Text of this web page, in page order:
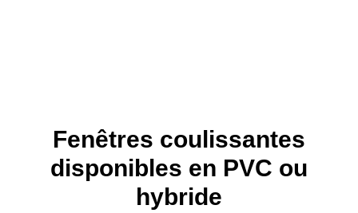
Fenêtres coulissantes
disponibles en PVC ou
hybride